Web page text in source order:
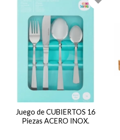
Juego de CUBIERTOS 16
Piezas ACERO INOX.